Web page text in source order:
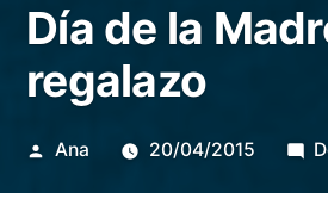
Día de la
regalazo
Publicada
Ana 20/04/2015